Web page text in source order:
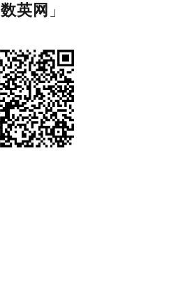
数英网 」